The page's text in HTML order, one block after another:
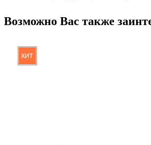
Возможно Вас также
ХИТ